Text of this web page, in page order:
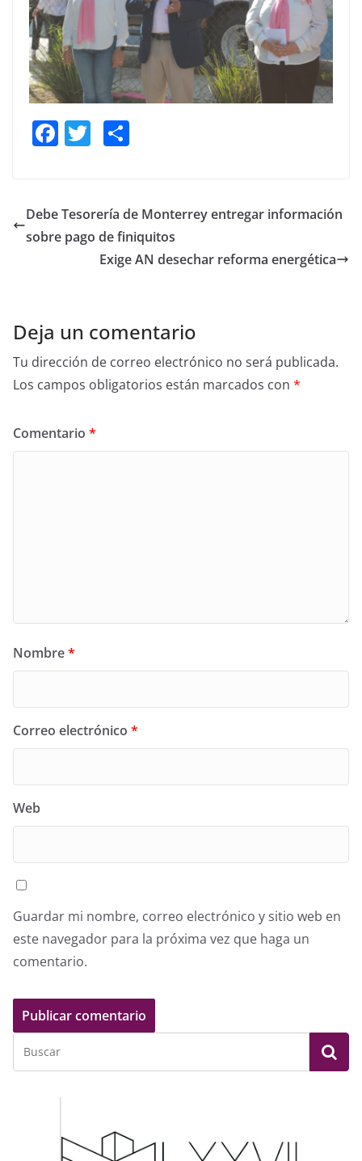
F
a
e
b
T
w
er e
Debe Tesorería de Monterrey entregar información
sobre pago de finiquitos
Exige AN desechar reforma energética
Deja un comentario
Tu dirección de correo electrónico no será publicada.
Los campos obligatorios están marcados con *
Comentario *
Nombre*
Correo electrónico *
Web
Guardar mi nombre, correo electrónico y sitio web en
este navegador para la próxima vez que haga un
comentario.